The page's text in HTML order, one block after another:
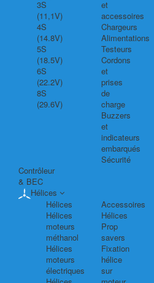
3S
(11,1V)
4S
(14.8V)
5S
(18.5V)
6S
(22.2V)
8S
(29.6V)
et
accessoires
Chargeurs
Alimentations
Testeurs
Cordons
et
prises
de
charge
Buzzers
et
indicateurs
embarqués
Sécurité
Contrôleur
& BEC
Hélices
Hélices
Hélices
moteurs
méthanol
Hélices
moteurs
électriques
Accessoires
Hélices
Prop
savers
Fixation
hélice
sur